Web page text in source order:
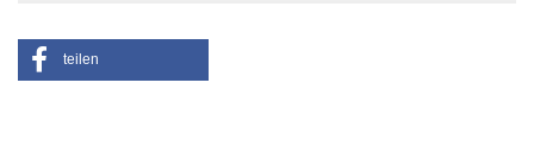
teilen